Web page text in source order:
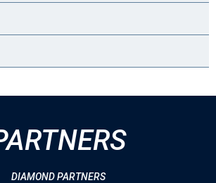
DIAMOND PARTNERS